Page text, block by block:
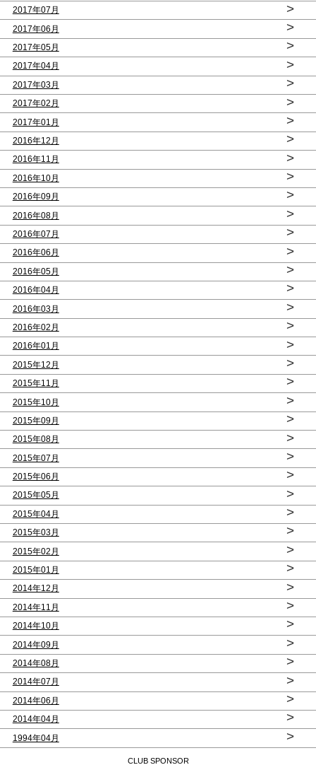
2017年07月 >
2017年06月 >
2017年05月 >
2017年04月 >
2017年03月 >
2017年02月 >
2017年01月 >
2016年12月 >
2016年11月 >
2016年10月 >
2016年09月 >
2016年08月 >
2016年07月 >
2016年06月 >
2016年05月 >
2016年04月 >
2016年03月 >
2016年02月 >
2016年01月 >
2015年12月 >
2015年11月 >
2015年10月 >
2015年09月 >
2015年08月 >
2015年07月 >
2015年06月 >
2015年05月 >
2015年04月 >
2015年03月 >
2015年02月 >
2015年01月 >
2014年12月 >
2014年11月 >
2014年10月 >
2014年09月 >
2014年08月 >
2014年07月 >
2014年06月 >
2014年04月 >
1994年04月 >
CLUB SPONSOR